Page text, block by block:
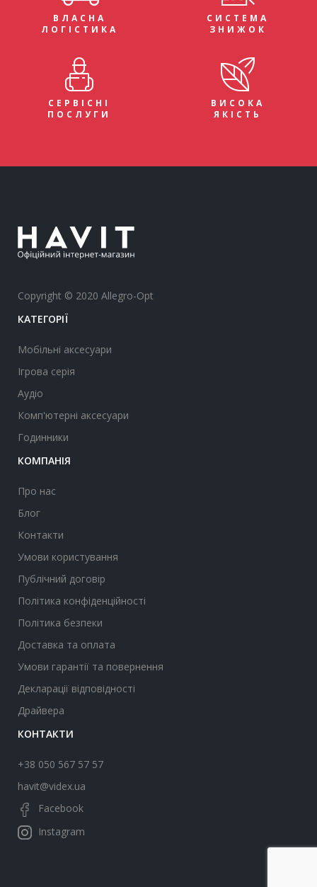
ВЛАСНА
ЛОГІСТИКА
СИСТЕМА
ЗНИЖОК
СЕРВІСНІ
ПОСЛУГИ
ВИСОКА
ЯКІСТЬ
Copyright © 2020 Allegro-Opt
КАТЕГОРІЇ
Мобільні аксесуари
Ігрова серія
Аудіо
Комп'ютерні аксесуари
Годинники
КОМПАНІЯ
Про нас
Блог
Контакти
Умови користування
Публічний договір
Політика конфіденційності
Політика безпеки
Доставка та оплата
Умови гарантії та повернення
Декларації відповідності
Драйвера
КОНТАКТИ
+38 050 567 57 57
havit@videx.ua
Facebook
Instagram